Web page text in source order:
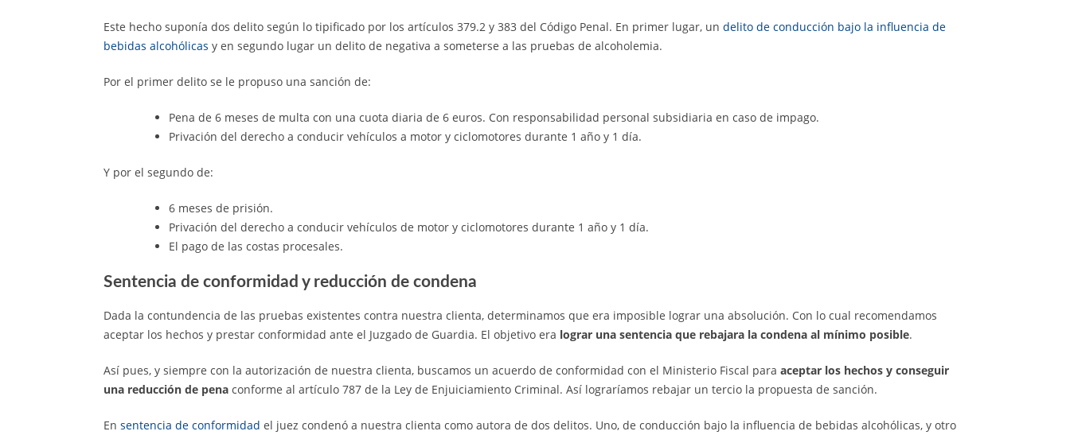
Este hecho suponía dos delito según lo tipificado por los artículos 379.2 y 383 del Código Penal. En primer lugar, un delito de conducción bajo la influencia de
bebidas alcohólicas y en segundo lugar un delito de negativa a someterse a las pruebas de alcoholemia.
Por el primer delito se le propuso una sanción de:
Pena de 6 meses de multa con una cuota diaria de 6 euros. Con responsabilidad personal subsidiaria en caso de impago.
Privación del derecho a conducir vehículos a motor y ciclomotores durante 1 año y 1 día.
Y por el segundo de:
6 meses de prisión.
Privación del derecho a conducir vehículos de motor y ciclomotores durante 1 año y 1 día.
El pago de las costas procesales.
Sentencia de conformidad y reducción de condena
Dada la contundencia de las pruebas existentes contra nuestra clienta, determinamos que era imposible lograr una absolución. Con lo cual recomendamos
aceptar los hechos y prestar conformidad ante el Juzgado de Guardia. El objetivo era lograr una sentencia que rebajara la condena al mínimo posible.
Así pues, y siempre con la autorización de nuestra clienta, buscamos un acuerdo de conformidad con el Ministerio Fiscal para aceptar los hechos y conseguir
una reducción de pena conforme al artículo 787 de la Ley de Enjuiciamiento Criminal. Así lograríamos rebajar un tercio la propuesta de sanción.
En sentencia de conformidad el juez condenó a nuestra clienta como autora de dos delitos. Uno, de conducción bajo la influencia de bebidas alcohólicas, y otro